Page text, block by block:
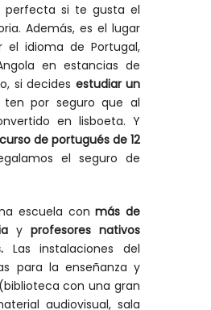
perfecta si te gusta el
Además, es el lugar
el idioma de Portugal,
en estancias de
si decides estudiar un
por seguro que al
en lisboeta. Y
curso de portugués de 12
el seguro de
escuela conmás de
y profesores nativos
Las instalaciones del
para la enseñanza y
con una gran
audiovisual, sala